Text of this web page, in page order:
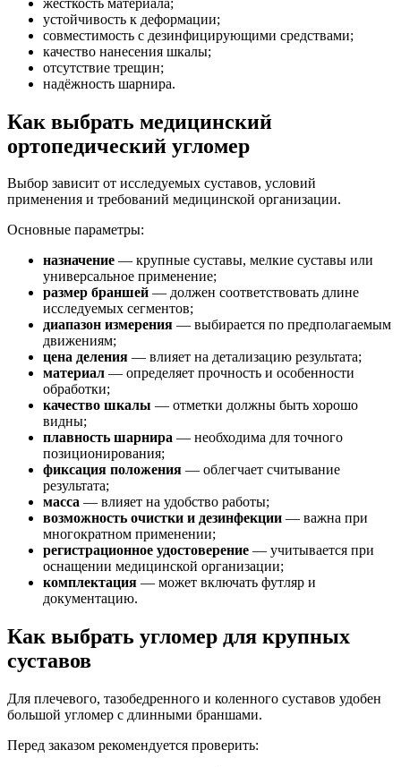
устойчивость к деформации;
совместимость с дезинфицирующими средствами;
качество нанесения шкалы;
отсутствие трещин;
надёжность шарнира.
Как выбрать медицинский
ортопедический угломер
Выбор зависит от исследуемых суставов, условий
применения и требований медицинской организации.
Основные параметры:
назначение — крупные суставы, мелкие суставы или
универсальное применение;
размер браншей — должен соответствовать длине
исследуемых сегментов;
диапазон измерения — выбирается по предполагаемым
движениям;
цена деления — влияет на детализацию результата;
материал — определяет прочность и особенности
обработки;
качество шкалы — отметки должны быть хорошо
видны;
плавность шарнира — необходима для точного
позиционирования;
фиксация положения — облегчает считывание
результата;
масса — влияет на удобство работы;
возможность очистки и дезинфекции — важна при
многократном применении;
регистрационное удостоверение — учитывается при
оснащении медицинской организации;
комплектация — может включать футляр и
документацию.
Как выбрать угломер для крупных
суставов
Для плечевого, тазобедренного и коленного суставов удобен
большой угломер с длинными браншами.
Перед заказом рекомендуется проверить: